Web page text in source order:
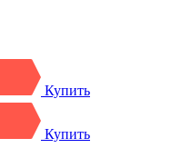
Купить
Купить